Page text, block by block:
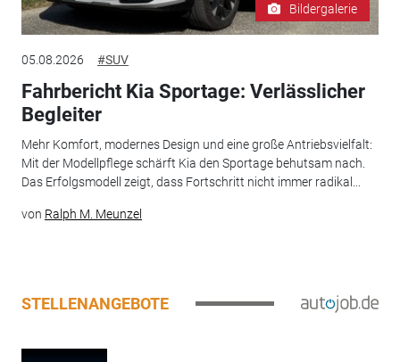
Bildergalerie
05.08.2026 #SUV
Fahrbericht Kia Sportage: Verlässlicher
Begleiter
Mehr Komfort, modernes Design und eine große Antriebsvielfalt:
Mit der Modellpflege schärft Kia den Sportage behutsam nach.
Das Erfolgsmodell zeigt, dass Fortschritt nicht immer radikal...
von Ralph M. Meunzel
STELLENANGEBOTE